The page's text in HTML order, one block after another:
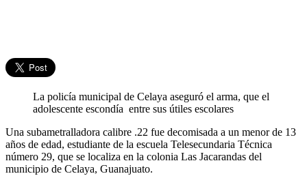
La policía municipal de Celaya aseguró el arma, que el
adolescente escondía entre sus útiles escolares
Una subametralladora calibre .22 fue decomisada a un menor de 13
años de edad, estudiante de la escuela Telesecundaria Técnica
número 29, que se localiza en la colonia Las Jacarandas del
municipio de Celaya, Guanajuato.